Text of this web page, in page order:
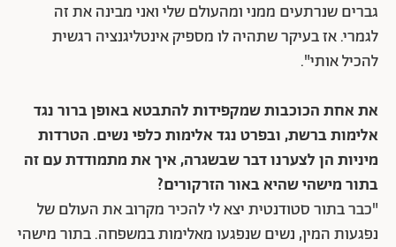
גברים שנרתעים ממני ומהעולם שלי ואני מבינה את זה
לגמרי. אז בעיקר שתהיה לו מספיק אינטליגנציה רגשית
להכיל אותי".
את אחת הכוכבות שמקפידות להתבטא באופן ברור נגד
אלימות ברשת, ובפרט נגד אלימות כלפי נשים. הטרדות
מיניות הן לצערנו דבר שבשגרה, איך את מתמודדת עם זה
בתור מישהי שהיא באור הזרקורים?
"כבר בתור סטודנטית יצא לי להכיר מקרוב את העולם של
נפגעות המין, נשים שנפגעו מאלימות במשפחה. בתור מישהי